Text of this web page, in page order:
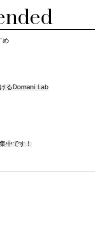
め
るDomani Lab
中です！